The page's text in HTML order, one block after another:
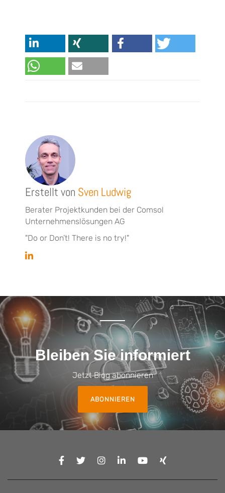
Erstellt von Sven Ludwig
Berater Projektkunden bei der Comsol
Unternehmenslösungen AG
"Do or Don’t! There is no try!"
Bleiben Sie informiert
Jetzt Blog abonnieren
ABONNIEREN